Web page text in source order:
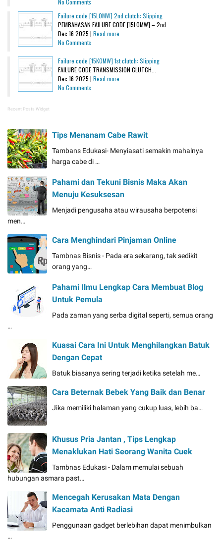
No Comments
Failure code [15L0MW] 2nd clutch: Slipping
PEMBAHASAN FAILURE CODE [15L0MW] – 2nd...
Dec 16 2025 | Read more
No Comments
Failure code [15K0MW] 1st clutch: Slipping
FAILURE CODE TRANSMISSION CLUTCH...
Dec 16 2025 | Read more
No Comments
Recent Posts Widget
Tips Menanam Cabe Rawit
Tambans Edukasi- Menyiasati semakin mahalnya
harga cabe di …
Pahami dan Tekuni Bisnis Maka Akan
Menuju Kesuksesan
Menjadi pengusaha atau wirausaha berpotensi
men…
Cara Menghindari Pinjaman Online
Tambnas Bisnis - Pada era sekarang, tak sedikit
orang yang…
Pahami Ilmu Lengkap Cara Membuat Blog
Untuk Pemula
Pada zaman yang serba digital seperti, semua orang
…
Kuasai Cara Ini Untuk Menghilangkan Batuk
Dengan Cepat
Batuk biasanya sering terjadi ketika setelah me…
Cara Beternak Bebek Yang Baik dan Benar
Jika memiliki halaman yang cukup luas, lebih ba…
Khusus Pria Jantan , Tips Lengkap
Menaklukan Hati Seorang Wanita Cuek
Tambnas Edukasi - Dalam memulai sebuah
hubungan asmara past…
Mencegah Kerusakan Mata Dengan
Kacamata Anti Radiasi
Penggunaan gadget berlebihan dapat menimbulkan
…